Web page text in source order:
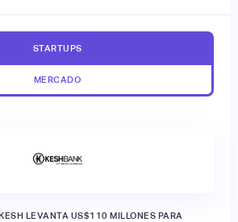
STARTUPS
MERCADO
LEVANTA US$110 MILLONES PARA